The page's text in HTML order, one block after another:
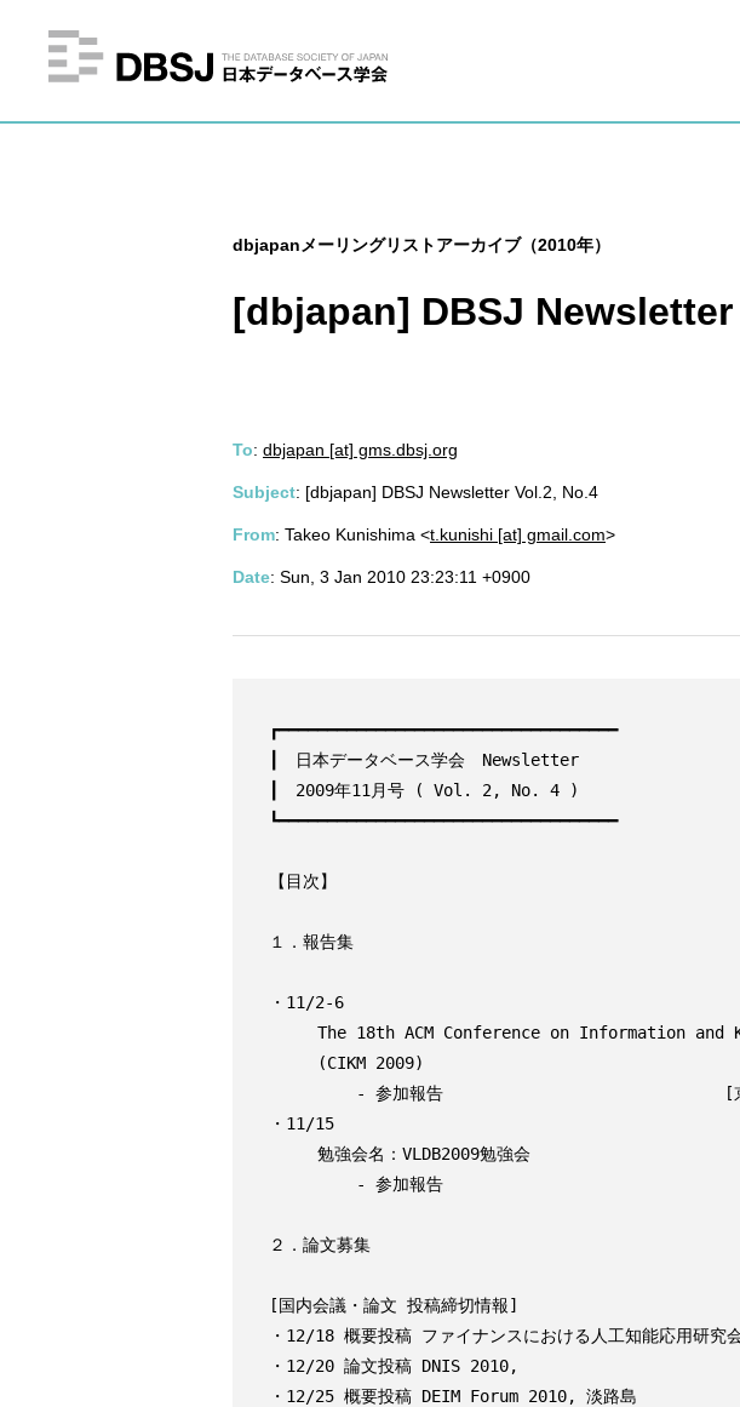
dbjapanメーリングリストアーカイブ（2010年）
[dbjapan] DBSJ Newsletter
To: dbjapan [at] gms.dbsj.org
Subject: [dbjapan] DBSJ Newsletter Vol.2, No.4
From: Takeo Kunishima <t.kunishi [at] gmail.com>
Date: Sun, 3 Jan 2010 23:23:11 +0900
┏━━━━━━━━━━━━━━━━━━━━━━━━━━━━━━━━━━━
┃　日本データベース学会　Newsletter
┃　2009年11月号 ( Vol. 2, No. 4 )
┗━━━━━━━━━━━━━━━━━━━━━━━━━━━━━━━━━━━
【目次】
１．報告集
・11/2-6
・11/15
２．論文募集
[国内会議・論文 投稿締切情報]
・12/18 概要投稿 ファイナンスにおける人工知能応用研究
・12/20 論文投稿 DNIS 2010,
・12/25 概要投稿 DEIM Forum 2010, 淡路島